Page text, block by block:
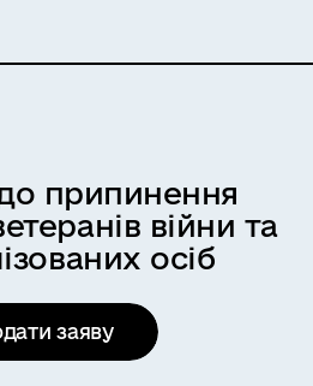
припинення
війни та
осіб
заяву